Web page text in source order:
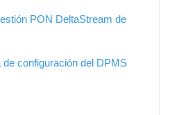
PON DeltaStream de
configuración del DPMS